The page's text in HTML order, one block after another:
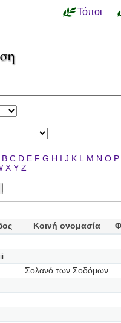
Τόποι
B C D E F G H I J K L M N O P
X Y Z
Κοινή ονομασία
Σολανό των Σοδόμων